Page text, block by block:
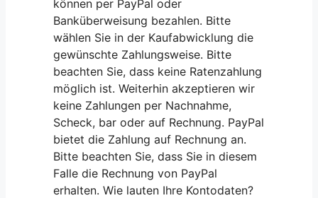
können per PayPal oder
Banküberweisung bezahlen. Bitte
wählen Sie in der Kaufabwicklung die
gewünschte Zahlungsweise. Bitte
beachten Sie, dass keine Ratenzahlung
möglich ist. Weiterhin akzeptieren wir
keine Zahlungen per Nachnahme,
Scheck, bar oder auf Rechnung. PayPal
bietet die Zahlung auf Rechnung an.
Bitte beachten Sie, dass Sie in diesem
Falle die Rechnung von PayPal
erhalten. Wie lauten Ihre Kontodaten?